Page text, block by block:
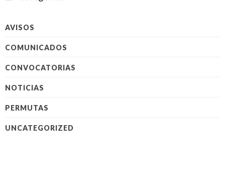
AVISOS
COMUNICADOS
CONVOCATORIAS
NOTICIAS
PERMUTAS
UNCATEGORIZED